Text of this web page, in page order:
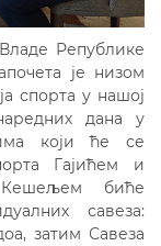
Републике
је низом
спорта у нашој
дана у
који ће се
Гајићем и
биће
савеза:
затим Савеза